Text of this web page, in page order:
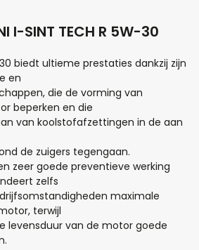
I-SINT TECH R 5W-30
biedt ultieme prestaties dankzij zijn
en
die de vorming van
beperken en die
van koolstofafzettingen in de aan
de zuigers tegengaan.
zeer goede preventieve werking
zelfs
maximale
terwijl
levensduur van de motor goede